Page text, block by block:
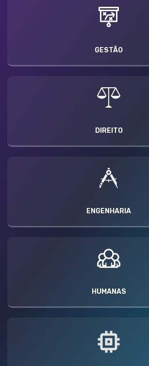
GESTÃO
DIREITO
ENGENHARIA
HUMANAS